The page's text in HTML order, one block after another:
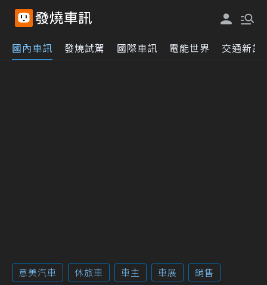
國內車訊 發燒試駕 國際車訊 電能世界 交通新訊
意美汽車 休旅車 車主 車展 銷售